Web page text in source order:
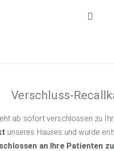
Verschluss-
ab sofort verschlossen zu
unseres Hauses und wurde
an Ihre Patienten